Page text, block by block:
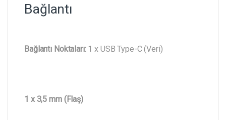
Bağlantı
Bağlantı Noktaları:1 x USB Type-C (Veri)
1 x 3,5 mm (Flaş)